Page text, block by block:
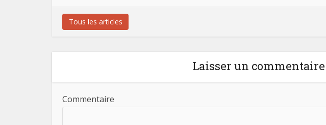
Tous les articles
Laisser un commentaire
Commentaire